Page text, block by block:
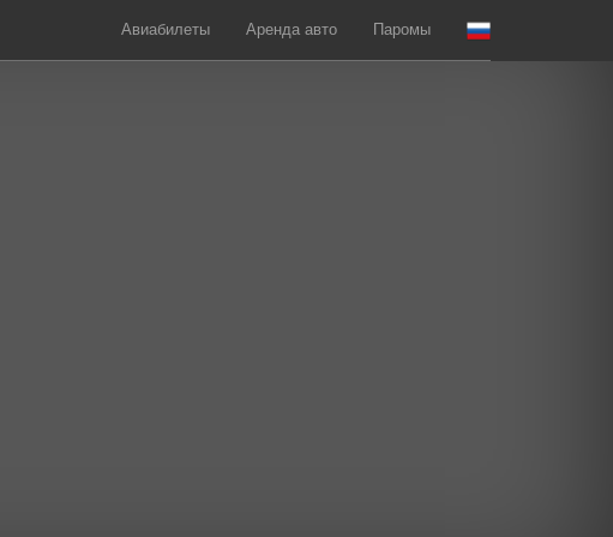
Авиабилеты Аренда авто Паромы